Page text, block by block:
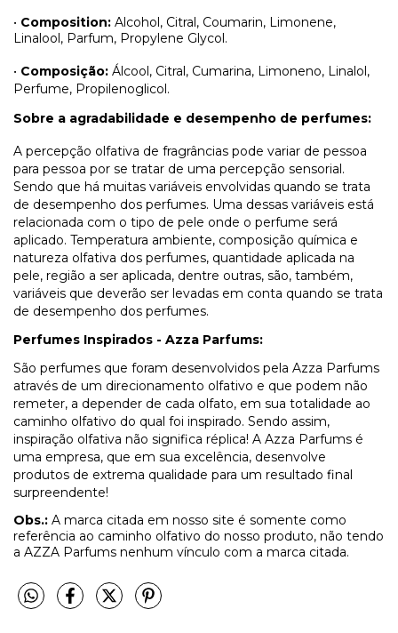
• Composition: Alcohol, Citral, Coumarin, Limonene,
Linalool, Parfum, Propylene Glycol.
• Composição: Álcool, Citral, Cumarina, Limoneno, Linalol,
Perfume, Propilenoglicol.
Sobre a agradabilidade e desempenho de perfumes:
A percepção olfativa de fragrâncias pode variar de pessoa
para pessoa por se tratar de uma percepção sensorial.
Sendo que há muitas variáveis envolvidas quando se trata
de desempenho dos perfumes. Uma dessas variáveis está
relacionada com o tipo de pele onde o perfume será
aplicado. Temperatura ambiente, composição química e
natureza olfativa dos perfumes, quantidade aplicada na
pele, região a ser aplicada, dentre outras, são, também,
variáveis que deverão ser levadas em conta quando se trata
de desempenho dos perfumes.
Perfumes Inspirados - Azza Parfums:
São perfumes que foram desenvolvidos pela Azza Parfums
através de um direcionamento olfativo e que podem não
remeter, a depender de cada olfato, em sua totalidade ao
caminho olfativo do qual foi inspirado. Sendo assim,
inspiração olfativa não significa réplica! A Azza Parfums é
uma empresa, que em sua excelência, desenvolve
produtos de extrema qualidade para um resultado final
surpreendente!
Obs.: A marca citada em nosso site é somente como
referência ao caminho olfativo do nosso produto, não tendo
a AZZA Parfums nenhum vínculo com a marca citada.